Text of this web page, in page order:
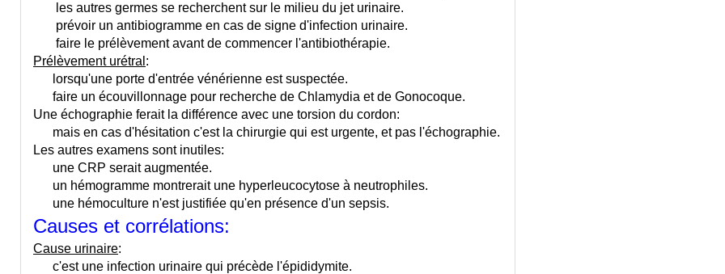
les autres germes se recherchent sur le milieu du jet urinaire.
prévoir un antibiogramme en cas de signe d'infection urinaire.
faire le prélèvement avant de commencer l'antibiothérapie.
Prélèvement urétral :
lorsqu'une porte d'entrée vénérienne est suspectée.
faire un écouvillonnage pour recherche de Chlamydia et de Gonocoque.
Une échographie ferait la différence avec une torsion du cordon:
mais en cas d'hésitation c'est la chirurgie qui est urgente, et pas l'échographie.
Les autres examens sont inutiles:
une CRP serait augmentée.
un hémogramme montrerait une hyperleucocytose à neutrophiles.
une hémoculture n'est justifiée qu'en présence d'un sepsis.
Causes et corrélations:
Cause urinaire:
c'est une infection urinaire qui précède l'épididymite.